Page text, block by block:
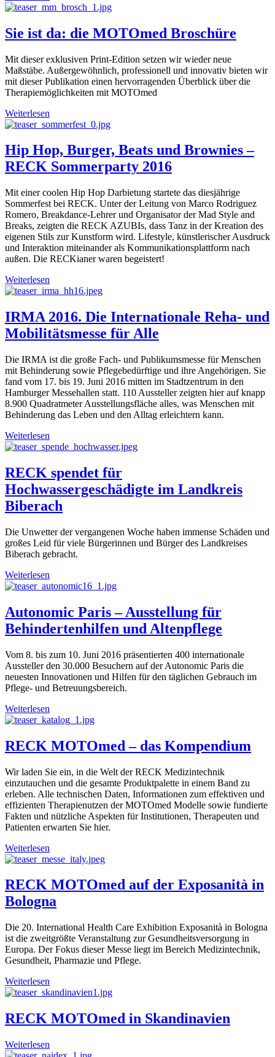
Sie ist da: die MOTOmed Broschüre
Mit dieser exklusiven Print-Edition setzen wir wieder neue
Maßstäbe. Außergewöhnlich, professionell und innovativ bieten wir
mit dieser Publikation einen hervorragenden Überblick über die
Therapiemöglichkeiten mit MOTOmed
Weiterlesen
Hip Hop, Burger, Beats und Brownies –
RECK Sommerparty 2016
Mit einer coolen Hip Hop Darbietung startete das diesjährige
Sommerfest bei RECK. Unter der Leitung von Marco Rodriguez
Romero, Breakdance-Lehrer und Organisator der Mad Style and
Breaks, zeigten die RECK AZUBIs, dass Tanz in der Kreation des
eigenen Stils zur Kunstform wird. Lifestyle, künstlerischer Ausdruck
und Interaktion miteinander als Kommunikationsplattform nach
außen. Die RECKianer waren begeistert!
Weiterlesen
IRMA 2016. Die Internationale Reha- und
Mobilitätsmesse für Alle
Die IRMA ist die große Fach- und Publikumsmesse für Menschen
mit Behinderung sowie Pflegebedürftige und ihre Angehörigen. Sie
fand vom 17. bis 19. Juni 2016 mitten im Stadtzentrum in den
Hamburger Messehallen statt. 110 Aussteller zeigten hier auf knapp
8.900 Quadratmeter Ausstellungsfläche alles, was Menschen mit
Behinderung das Leben und den Alltag erleichtern kann.
Weiterlesen
RECK spendet für
Hochwassergeschädigte im Landkreis
Biberach
Die Unwetter der vergangenen Woche haben immense Schäden und
großes Leid für viele Bürgerinnen und Bürger des Landkreises
Biberach gebracht.
Weiterlesen
Autonomic Paris – Ausstellung für
Behindertenhilfen und Altenpflege
Vom 8. bis zum 10. Juni 2016 präsentierten 400 internationale
Aussteller den 30.000 Besuchern auf der Autonomic Paris die
neuesten Innovationen und Hilfen für den täglichen Gebrauch im
Pflege- und Betreuungsbereich.
Weiterlesen
RECK MOTOmed – das Kompendium
Wir laden Sie ein, in die Welt der RECK Medizintechnik
einzutauchen und die gesamte Produktpalette in einem Band zu
erleben. Alle technischen Daten, Informationen zum effektiven und
effizienten Therapienutzen der MOTOmed Modelle sowie fundierte
Fakten und nützliche Aspekten für Institutionen, Therapeuten und
Patienten erwarten Sie hier.
Weiterlesen
RECK MOTOmed auf der Exposanità in
Bologna
Die 20. International Health Care Exhibition Exposanità in Bologna
ist die zweitgrößte Veranstaltung zur Gesundheitsversorgung in
Europa. Der Fokus dieser Messe liegt im Bereich Medizintechnik,
Gesundheit, Pharmazie und Pflege.
Weiterlesen
RECK MOTOmed in Skandinavien
Weiterlesen